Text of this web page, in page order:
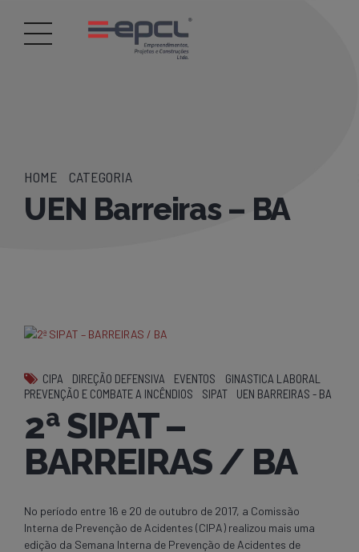
HOME CATEGORIA
UEN Barreiras – BA
CIPA DIREÇÃO DEFENSIVA EVENTOS
GINASTICA LABORAL
PREVENÇÃO E COMBATE A INCÊNDIOS
SIPAT UEN BARREIRAS - BA
2ª SIPAT –
BARREIRAS / BA
No período entre 16 e 20 de outubro de 2017, a Comissão
Interna de Prevenção de Acidentes (CIPA) realizou mais uma
edição da Semana Interna de Prevenção de Acidentes de